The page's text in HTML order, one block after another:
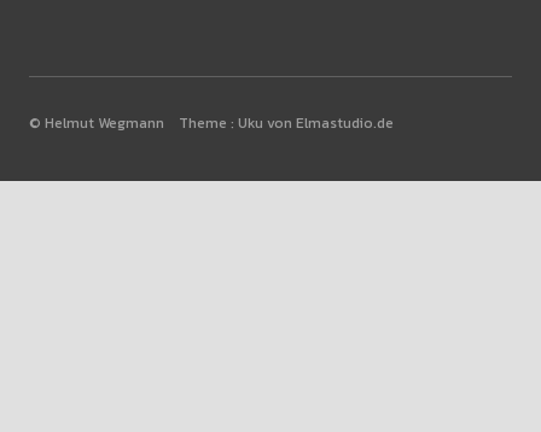
© Helmut Wegmann Theme : Uku von Elmastudio.de